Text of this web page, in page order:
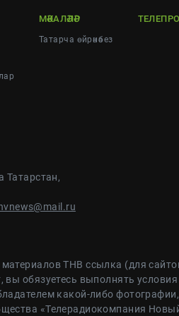
МӘКАЛӘЛӘР
Татарча өйрәнәбез
Татарстан,
ТНВ ссылка (для
вы обязуетесь выполнять
какой-либо
«Телерадиокомпания